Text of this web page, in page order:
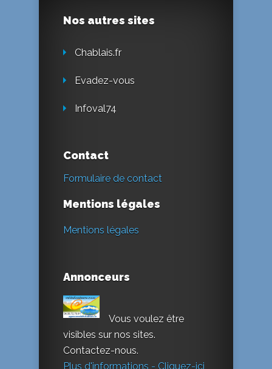
Nos autres sites
Chablais.fr
Evadez-vous
Infoval74
Contact
Formulaire de contact
Mentions légales
Mentions légales
Annonceurs
Vous voulez être
visibles sur nos sites.
Contactez-nous.
Plus d'informations - Cliquez-ici